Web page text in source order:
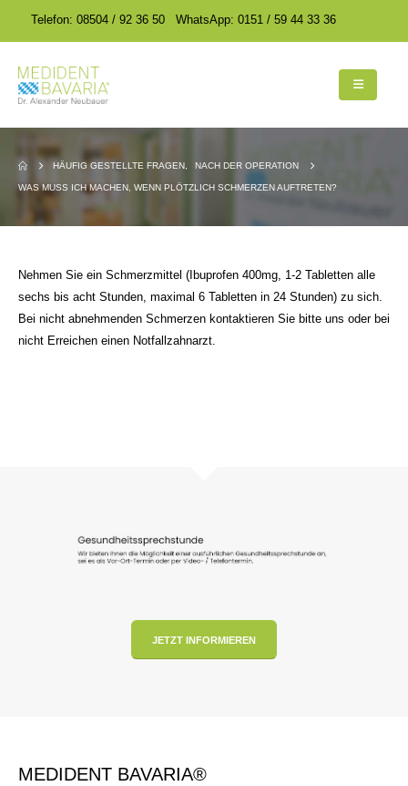
Telefon: 08504 / 92 36 50 WhatsApp: 0151 / 59 44 33 36
HÄUFIG GESTELLTE FRAGEN NACH DER OPERATION
WAS MUSS ICH MACHEN, WENN PLÖTZLICH SCHMERZEN AUFTRETEN?
Nehmen Sie ein Schmerzmittel (Ibuprofen 400mg, 1-2 Tabletten alle
sechs bis acht Stunden, maximal 6 Tabletten in 24 Stunden) zu sich.
Bei nicht abnehmenden Schmerzen kontaktieren Sie bitte uns oder bei
nicht Erreichen einen Notfallzahnarzt.
JETZT INFORMIEREN
MEDIDENT BAVARIA®